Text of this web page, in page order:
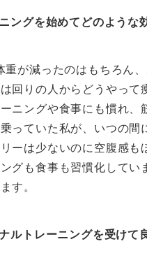
ングを始めてどのような
重が減ったのはもちろん
回りの人からどうやって
ニングや食事にも慣れ
っていた私が、いつの間
ーは少ないのに空腹感も
グも食事も習慣化して
す。
ルトレーニングを受けて